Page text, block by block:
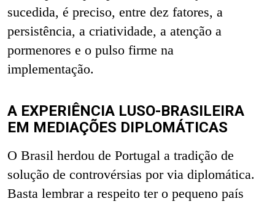
sucedida, é preciso, entre dez fatores, a
persistência, a criatividade, a atenção a
pormenores e o pulso firme na
implementação.
A EXPERIÊNCIA LUSO-BRASILEIRA
EM MEDIAÇÕES DIPLOMÁTICAS
O Brasil herdou de Portugal a tradição de
solução de controvérsias por via diplomática.
Basta lembrar a respeito ter o pequeno país